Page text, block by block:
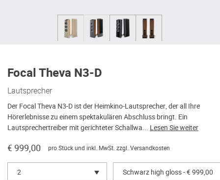
Focal Theva N3-D
Lautsprecher
Der Focal Theva N3-D ist der Heimkino-Lautsprecher, der all Ihre
Hörerlebnisse zu einem spektakulären Abschluss bringt. Ein
Lautsprechertreiber mit gerichteter Schallwa... Lesen Sie weiter
€ 999,00 pro Stück und inkl. MwSt. zzgl. Versandkosten
2 Schwarz high gloss - € 999,00